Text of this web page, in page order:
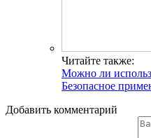
Читайте также:
Можно ли
Безопасное
Добавить комментарий